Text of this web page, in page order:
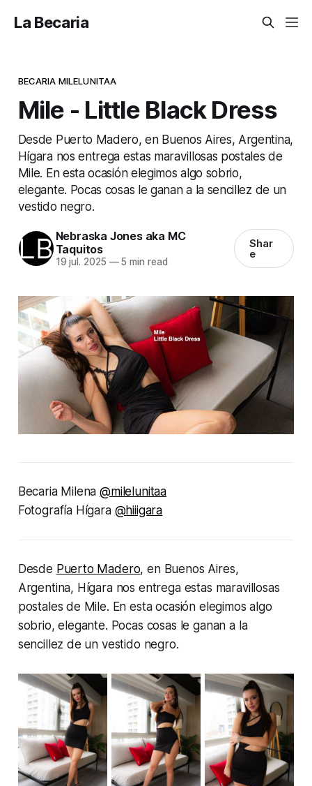
La Becaria
BECARIA MILELUNITAA
Mile - Little Black Dress
Desde Puerto Madero, en Buenos Aires, Argentina,
Hígara nos entrega estas maravillosas postales de
Mile. En esta ocasión elegimos algo sobrio,
elegante. Pocas cosas le ganan a la sencillez de un
vestido negro.
Nebraska Jones aka MC
Taquitos
19 jul. 2025 —5 min read
Shar
e
Becaria Milena@milelunitaa
Fotografía Hígara @hiiigara
Desde Puerto Madero, en Buenos Aires,
Argentina, Hígara nos entrega estas maravillosas
postales de Mile. En esta ocasión elegimos algo
sobrio, elegante. Pocas cosas le ganan a la
sencillez de un vestido negro.